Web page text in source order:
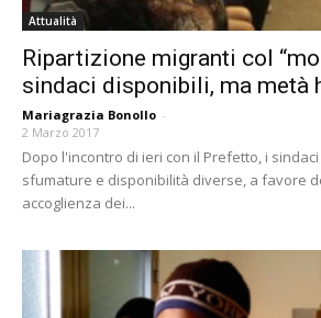
Attualità
Ripartizione migranti col
sindaci disponibili, ma metà
Mariagrazia Bonollo -
2 Marzo 2017
Dopo l'incontro di ieri con il Prefetto, i
sfumature e disponibilità diverse, a favore
accoglienza dei...